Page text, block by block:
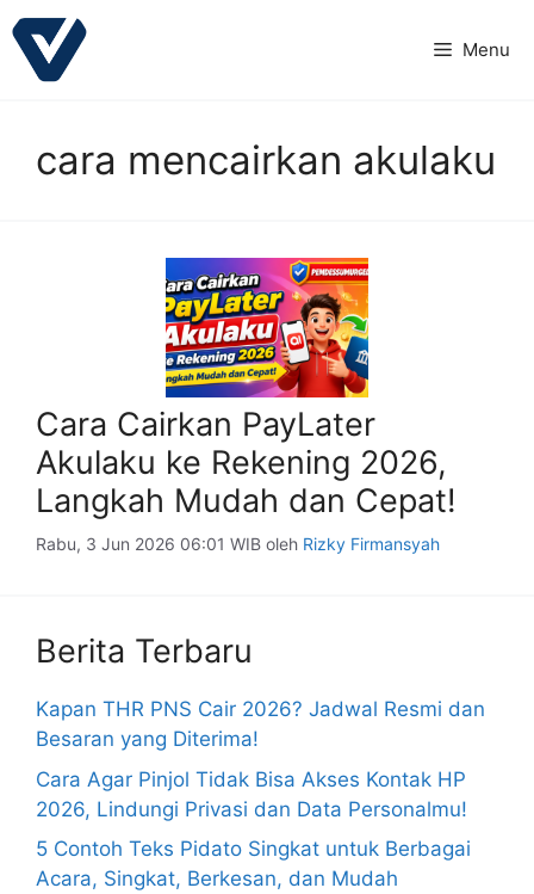
Langsung
ke
Menu
cara mencairkan akulaku
Cara Cairkan PayLater
Akulaku ke Rekening 2026,
Langkah Mudah dan Cepat!
Rabu, 3 Jun 2026 06:01 WIB oleh Rizky Firmansyah
Berita Terbaru
Kapan THR PNS Cair 2026? Jadwal Resmi dan
Besaran yang Diterima!
Cara Agar Pinjol Tidak Bisa Akses Kontak HP
2026, Lindungi Privasi dan Data Personalmu!
5 Contoh Teks Pidato Singkat untuk Berbagai
Acara, Singkat, Berkesan, dan Mudah